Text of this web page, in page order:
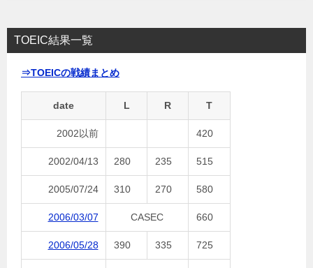
TOEIC結果一覧
⇒TOEICの戦績まとめ
date L R T
2002以前 420
2002/04/13 280 235 515
2005/07/24 310 270 580
2006/03/07 CASEC 660
2006/05/28 390 335 725